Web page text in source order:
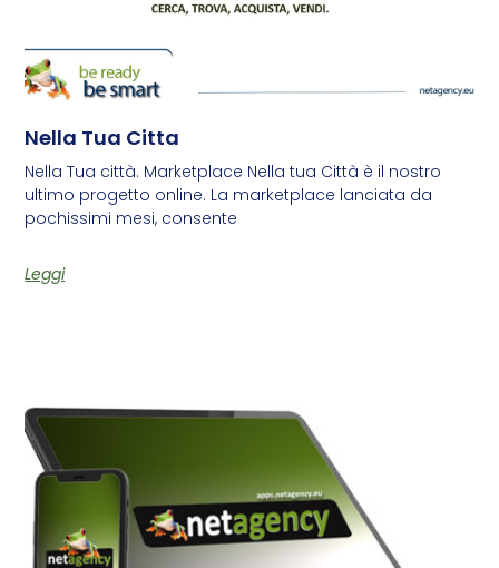
Nella Tua Citta
Nella Tua città. Marketplace Nella tua Città è il nostro
ultimo progetto online. La marketplace lanciata da
pochissimi mesi, consente
Leggi